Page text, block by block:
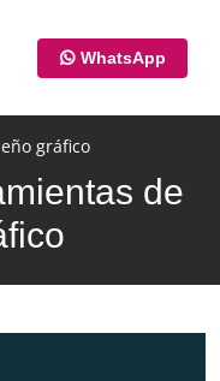
WhatsApp
gráfico
de